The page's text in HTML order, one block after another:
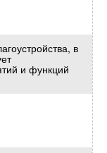
в
и функций